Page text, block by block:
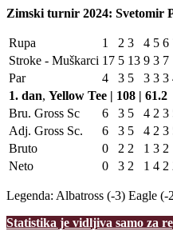
Zimski turnir 2024: Svetomir
Rupa 1 2 3 4 5 6
Stroke - Muškarci 17 5 13 9 3 7
Par
4 3 5 3 3 3
1. dan, Yellow Tee | 108 | 61.2
Bru. Gross Sc
6 3 5 4 2 3
Adj. Gross Sc.
6 3 5 4 2 3
Bruto
0 2 2 1 3 2
Neto
0 3 2 1 4 2
Legenda: Albatross (-3) Eagle (-
Statistika je vidljiva samo za